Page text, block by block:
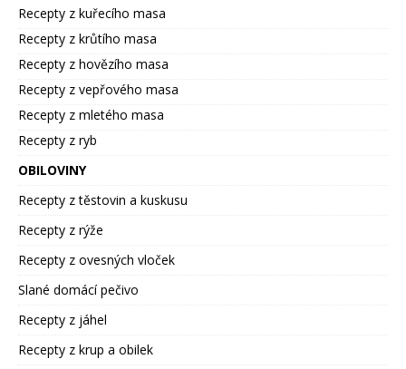
Recepty z kuřecího masa
Recepty z krůtího masa
Recepty z hovězího masa
Recepty z vepřového masa
Recepty z mletého masa
Recepty z ryb
OBILOVINY
Recepty z těstovin a kuskusu
Recepty z rýže
Recepty z ovesných vloček
Slané domácí pečivo
Recepty z jáhel
Recepty z krup a obilek